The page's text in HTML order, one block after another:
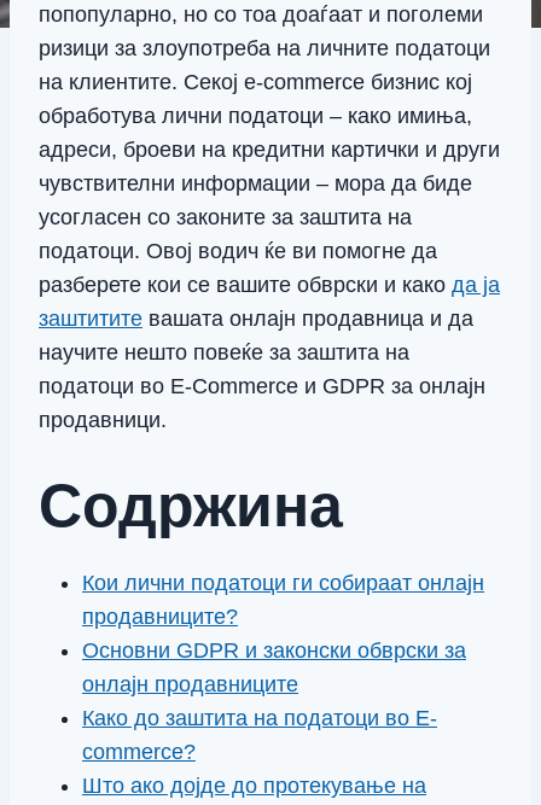
попопуларно, но со тоа доаѓаат и поголеми
ризици за злоупотреба на личните податоци
на клиентите. Секој e-commerce бизнис кој
обработува лични податоци – како имиња,
адреси, броеви на кредитни картички и други
чувствителни информации – мора да биде
усогласен со законите за заштита на
податоци. Овој водич ќе ви помогне да
разберете кои се вашите обврски и како да ја
заштитите вашата онлајн продавница и да
научите нешто повеќе за заштита на
податоци во E-Commerce и GDPR за онлајн
продавници.
Содржина
Кои лични податоци ги собираат онлајн
продавниците?
Основни GDPR и законски обврски за
онлајн продавниците
Како до заштита на податоци во E-
commerce?
Што ако дојде до протекување на